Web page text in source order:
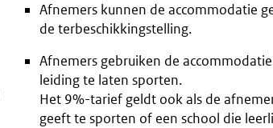
Afnemers kunnen de accommodatie
de terbeschikkingstelling.
Afnemers gebruiken de
leiding te laten sporten.
Het 9%-tarief geldt ook als de
geeft te sporten of een school die